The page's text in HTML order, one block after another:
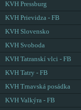
KVH Pressburg
KVH Prievidza - FB
KVH Slovensko
KVH Svoboda
KVH Tatranskí vlci - FB
KVH Tatry - FB
KVH Trnavská posádka
KVH Valkýra - FB